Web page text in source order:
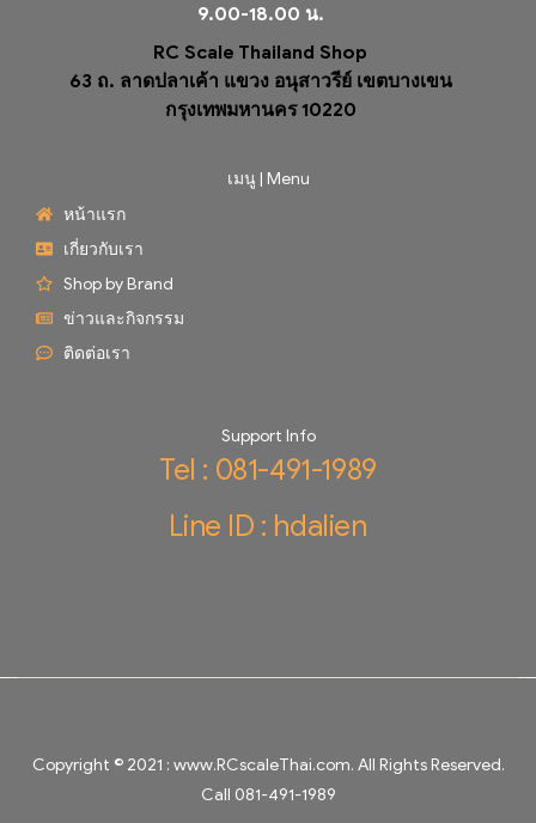
9.00-18.00 น.
RC Scale Thailand Shop
63 ถ. ลาดปลาเค้า แขวง อนุสาวรีย์ เขตบางเขน
กรุงเทพมหานคร 10220
เมนู | Menu
หน้าแรก
เกี่ยวกับเรา
Shop by Brand
ข่าวและกิจกรรม
ติดต่อเรา
Support Info
Tel : 081-491-1989
Line ID : hdalien
Copyright © 2021 : www.RCscaleThai.com. All Rights Reserved.
Call 081-491-1989